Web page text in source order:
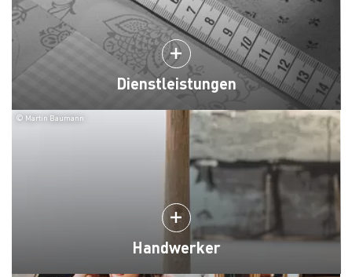
Dienstleistungen
© Martin Baumann
Handwerker